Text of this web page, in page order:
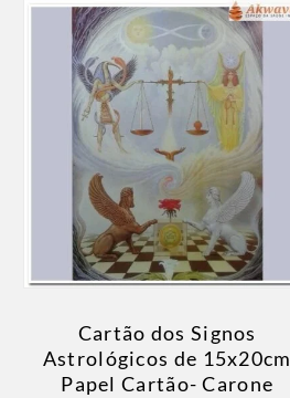
Cartão dos Signos
Astrológicos de 15x20cm
Papel Cartão- Carone